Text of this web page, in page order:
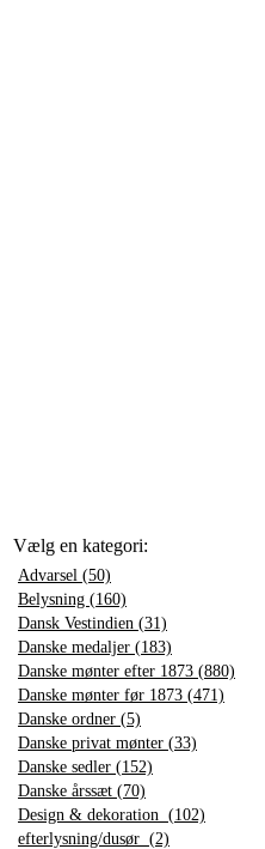
Vælg en kategori:
Advarsel (50)
Belysning (160)
Dansk Vestindien (31)
Danske medaljer (183)
Danske mønter efter 1873 (880)
Danske mønter før 1873 (471)
Danske ordner (5)
Danske privat mønter (33)
Danske sedler (152)
Danske årssæt (70)
Design & dekoration (102)
efterlysning/dusør (2)